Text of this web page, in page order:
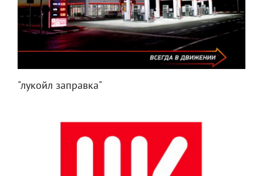
"лукойл заправка"